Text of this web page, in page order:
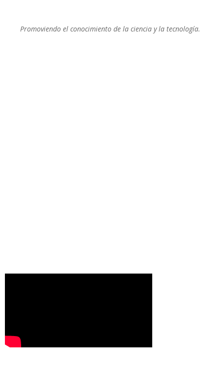
Promoviendo el conocimiento de la ciencia y la tecnología.